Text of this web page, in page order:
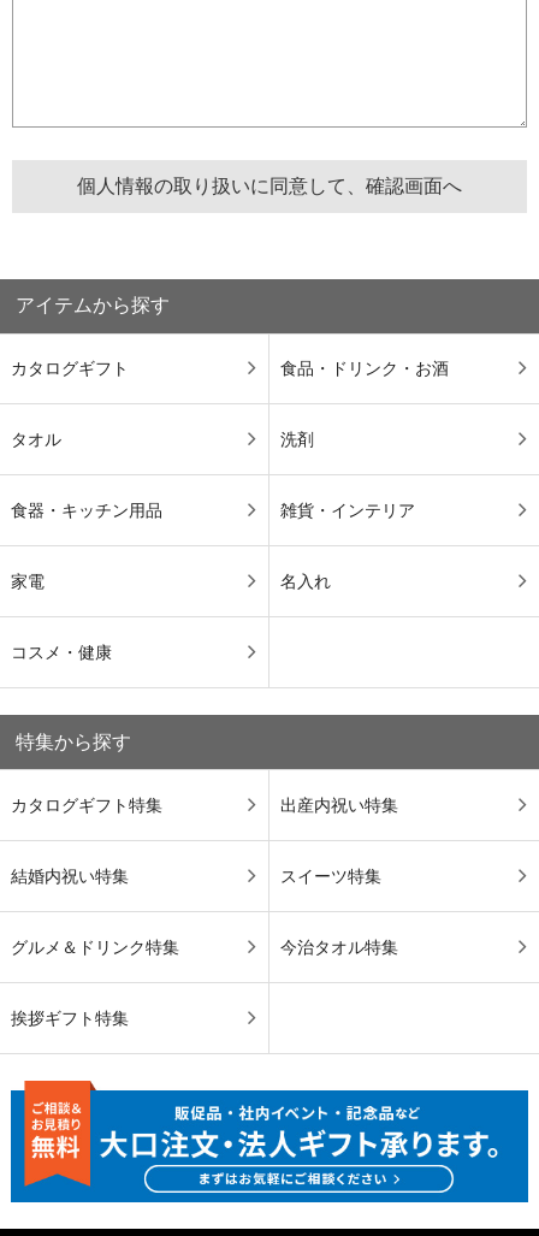
アイテムから探す
カタログギフト 食品・ドリンク・お酒
タオル 洗剤
食器・キッチン用品 雑貨・インテリア
家電 名入れ
コスメ・健康
特集から探す
カタログギフト特集 出産内祝い特集
結婚内祝い特集 スイーツ特集
グルメ＆ドリンク特集 今治タオル特集
挨拶ギフト特集